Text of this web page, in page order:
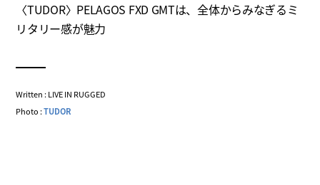
〈TUDOR〉PELAGOS FXD GMTは、全体からみなぎるミ
リタリー感が魅力
Written : LIVE IN RUGGED
Photo :TUDOR